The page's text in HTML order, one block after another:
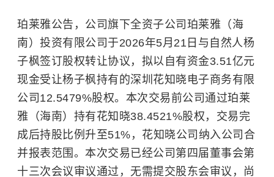
珀莱雅公告，公司旗下全资子公司珀莱雅（海
南）投资有限公司于2026年5月21日与自然人杨
子枫签订股权转让协议，拟以自有资金3.51亿元
现金受让杨子枫持有的深圳花知晓电子商务有限
公司12.5479%股权。本次交易前公司通过珀莱
雅（海南）持有花知晓38.4521%股权，交易完
成后持股比例升至51%，花知晓公司纳入公司合
并报表范围。本次交易已经公司第四届董事会第
十三次会议审议通过，无需提交股东会审议，尚